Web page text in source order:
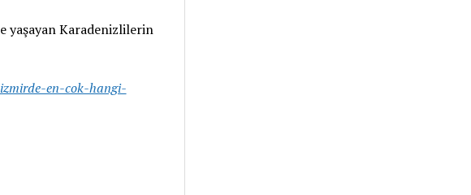
yaşayan Karadenizlilerin
en-cok-hangi-